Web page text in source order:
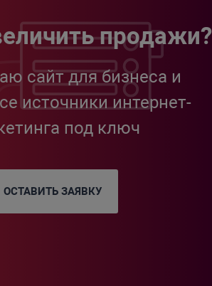
продажи?
сайт для бизнеса и
источники интернет-
под ключ
ОСТАВИТЬ ЗАЯВКУ